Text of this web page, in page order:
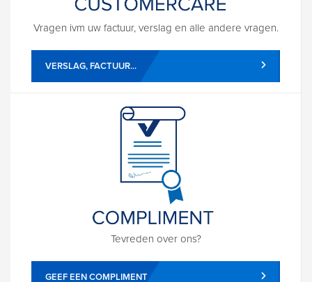
Vragen ivm uw factuur, verslag en alle andere vragen.
VERSLAG, FACTUUR...
Tevreden over ons?
GEEF EEN COMPLIMENT